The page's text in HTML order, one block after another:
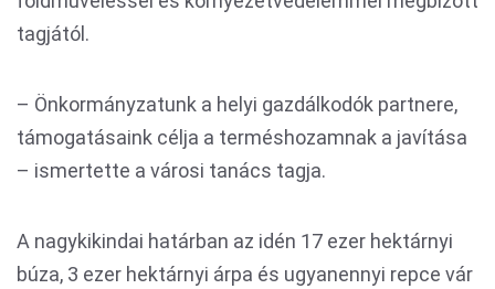
tagjától.
– Önkormányzatunk a helyi gazdálkodók partnere,
támogatásaink célja a terméshozamnak a javítása
– ismertette a városi tanács tagja.
A nagykikindai határban az idén 17 ezer hektárnyi
búza, 3 ezer hektárnyi árpa és ugyanennyi repce vár